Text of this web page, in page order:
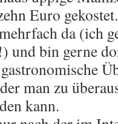
Euro gekostet.
da (ich
und bin gerne
man zu
kann.